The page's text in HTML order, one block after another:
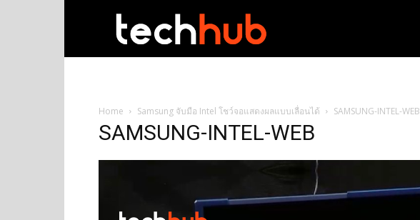
Home Samsung จับมือ Intel โชว์จอแสดงผลแบบเลื่อนได้ SAMSUNG-INTEL-WEB
SAMSUNG-INTEL-WEB